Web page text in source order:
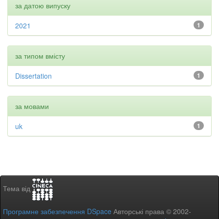
за датою випуску
1
2021
за типом вмісту
1
Dissertation
за мовами
1
uk
Тема від
Програмне забезпечення DSpace Авторські права © 2002-